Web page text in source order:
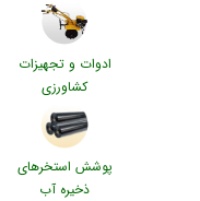
ادوات و تجهیزات
کشاورزی
پوشش استخرهای
ذخیره آب